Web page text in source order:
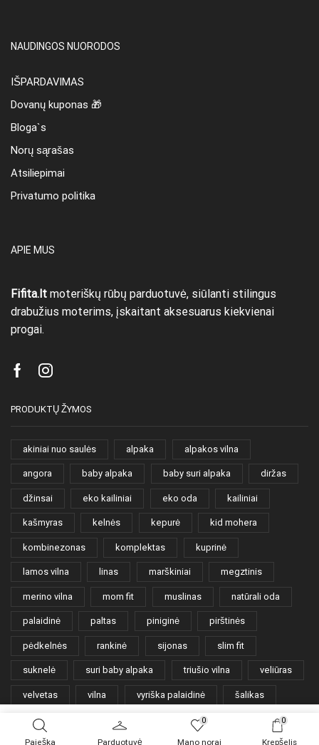
NAUDINGOS NUORODOS
IŠPARDAVIMAS
Dovanų kuponas 🎁
Bloga`s
Norų sąrašas
Atsiliepimai
Privatumo politika
APIE MUS
Fifita.lt moteriškų rūbų parduotuvė, siūlanti stilingus
drabužius moterims, įskaitant aksesuarus kiekvienai
progai.
FacebookInstagram
PRODUKTŲ ŽYMOS
akiniai nuo saulės alpaka alpakos vilna
angora baby alpaka baby suri alpaka diržas
džinsai eko kailiniai eko oda kailiniai
kašmyras kelnės kepurė kid mohera
kombinezonas komplektas kuprinė
lamos vilna linas marškiniai megztinis
merino vilna mom fit muslinas natūrali oda
palaidinė paltas piniginė pirštinės
pėdkelnės rankinė sijonas slim fit
suknelė suri baby alpaka triušio vilna veliūras
velvetas vilna vyriška palaidinė šalikas
šortai
produkto
Į KREPŠELĮ PIRKTI IŠKART
Paieška Parduotuvė
0
Mano norai
0
Krepšelis